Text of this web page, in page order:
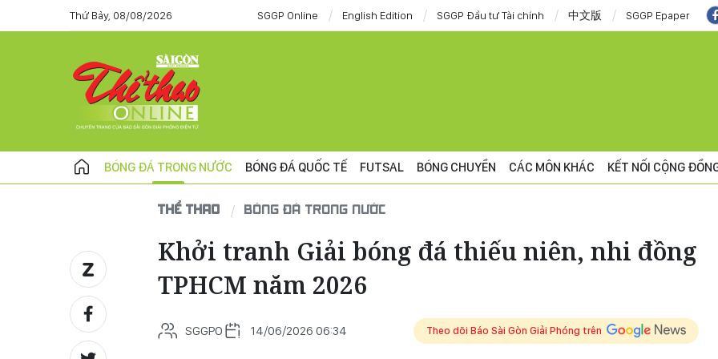
Thứ Bảy, 08/08/2026 SGGP Online English Edition SGGP Đầu tư Tài chính 中文版 SGGP Epaper
BÓNG ĐÁ TRONG NƯỚC BÓNG ĐÁ QUỐC TẾ FUTSAL BÓNG CHUYỀN CÁC MÔN KHÁC KẾT NỐI CỘNG
THỂ THAO BÓNG ĐÁ TRONG NƯỚC
Khởi tranh Giải bóng đá thiếu niên, nhi đồng
TPHCM năm 2026
SGGPO 14/06/2026 06:34 Theo dõi Báo Sài Gòn Giải Phóng trên